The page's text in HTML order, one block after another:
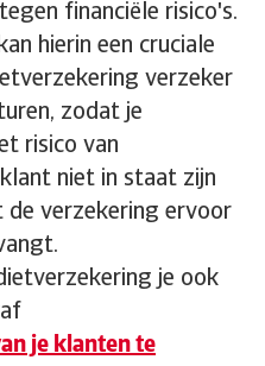
financiële risico's.
hierin een cruciale
verzeker
zodat je
risico van
niet in staat zijn
verzekering ervoor
je ook
je klanten te